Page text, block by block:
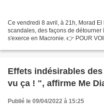
Ce vendredi 8 avril, à 21h, Morad
scandales, des façons de
s'exerce en Macronie. 👉 POUR
Effets indésirables
vu ça ! ", affirme Me
Publié le 09/04/2022 à 15:25